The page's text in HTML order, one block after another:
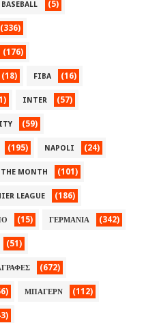
BASEBALL (5)
(336)
(176)
(18) FIBA (16)
INTER (57)
(59)
(195) NAPOLI (24)
THE MONTH (101)
LEAGUE (186)
(15) ΓΕΡΜΑΝΙΑ (342)
(51)
(672)
ΜΠΑΓΕΡΝ (112)